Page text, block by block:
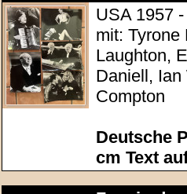
USA 1957
mit: Tyrone
Laughton,
Daniell, Ian
Compton
Deutsche
cm Text